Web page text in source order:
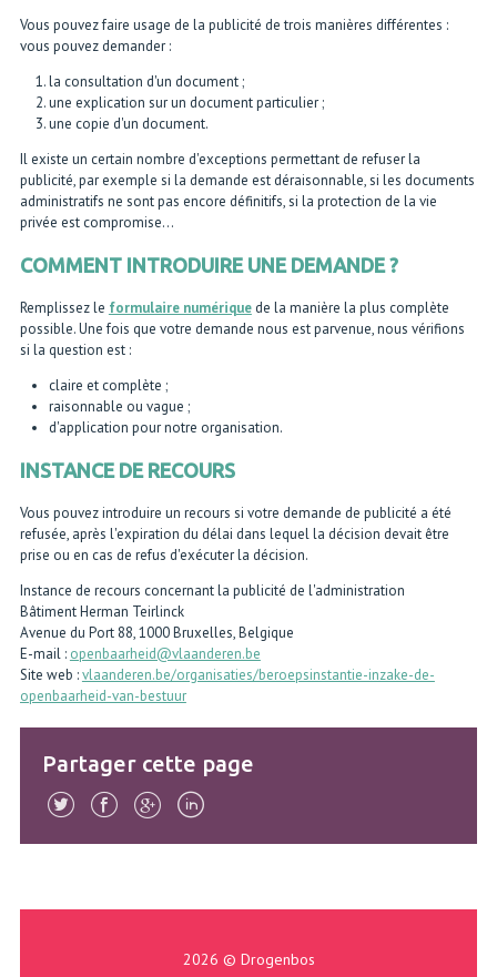
Vous pouvez faire usage de la publicité de trois manières différentes :
vous pouvez demander :
la consultation d'un document ;
une explication sur un document particulier ;
une copie d'un document.
Il existe un certain nombre d'exceptions permettant de refuser la
publicité, par exemple si la demande est déraisonnable, si les documents
administratifs ne sont pas encore définitifs, si la protection de la vie
privée est compromise...
COMMENT INTRODUIRE UNE DEMANDE ?
Remplissez le formulaire numériquede la manière la plus complète
possible. Une fois que votre demande nous est parvenue, nous vérifions
si la question est :
claire et complète ;
raisonnable ou vague ;
d'application pour notre organisation.
INSTANCE DE RECOURS
Vous pouvez introduire un recours si votre demande de publicité a été
refusée, après l'expiration du délai dans lequel la décision devait être
prise ou en cas de refus d'exécuter la décision.
Instance de recours concernant la publicité de l'administration
Bâtiment Herman Teirlinck
Avenue du Port 88, 1000 Bruxelles, Belgique
E-mail : openbaarheid@vlaanderen.be
Site web :vlaanderen.be/organisaties/beroepsinstantie-inzake-de-
openbaarheid-van-bestuur
Partager cette page
2026 © Drogenbos